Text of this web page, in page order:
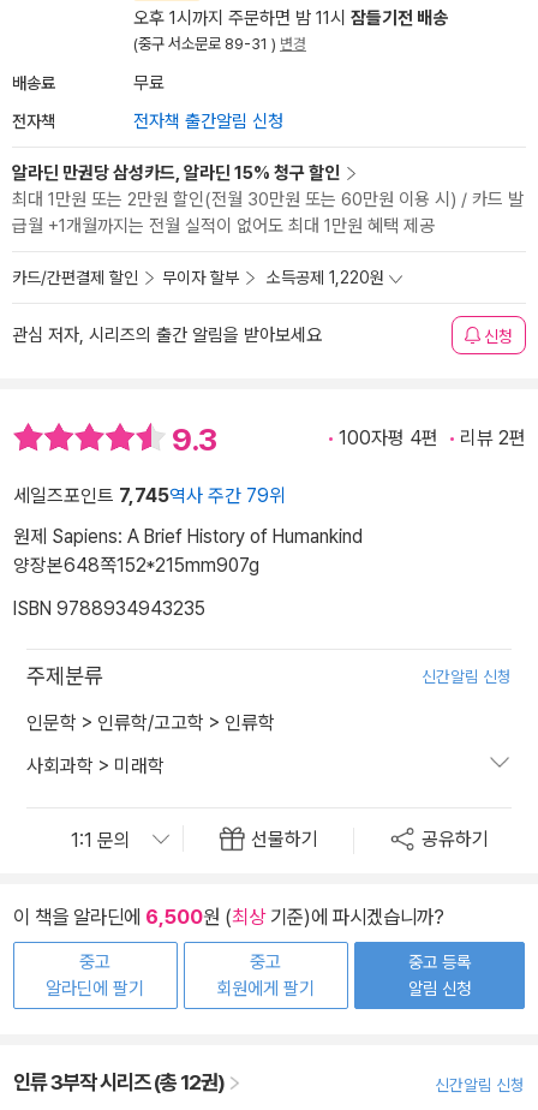
오후 1시까지 주문하면 밤 11시 잠들기전 배송
(중구 서소문로 89-31 ) 변경
배송료 무료
전자책 전자책 출간알림 신청
알라딘 만권당 삼성카드, 알라딘 15% 청구 할인
최대 1만원 또는 2만원 할인(전월 30만원 또는 60만원 이용 시) / 카드 발
급월 +1개월까지는 전월 실적이 없어도 최대 1만원 혜택 제공
카드/간편결제 할인 무이자 할부 소득공제 1,220원
관심 저자, 시리즈의 출간 알림을 받아보세요 신청
9.3 100자평 4편 리뷰 2편
세일즈포인트 7,745역사 주간 79위
원제 Sapiens: A Brief History of Humankind
양장본648쪽152*215mm907g
ISBN 9788934943235
주제분류 신간알림 신청
인문학 > 인류학/고고학 > 인류학
사회과학 > 미래학
선물하기 공유하기
이 책을 알라딘에 6,500원 (최상기준)에 파시겠습니까?
중고
알라딘에 팔기
중고
회원에게 팔기
중고 등록
알림 신청
인류 3부작 시리즈 (총 12권) 신간알림 신청